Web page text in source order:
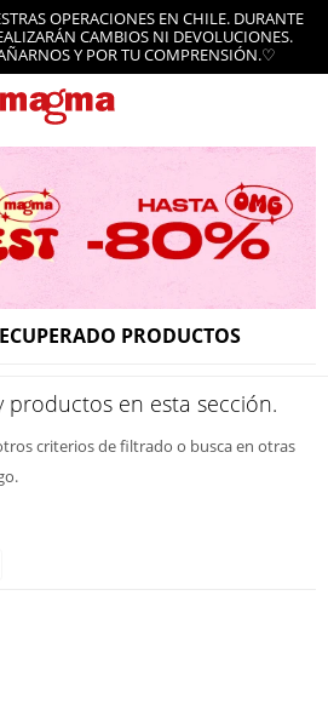
OPERACIONES EN CHILE. DURANTE
CAMBIOS NI DEVOLUCIONES.
Y POR TU COMPRENSIÓN.♡
PRODUCTOS
productos en esta sección.
criterios de filtrado o busca en otras